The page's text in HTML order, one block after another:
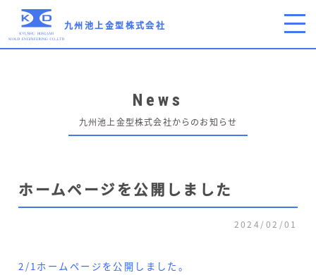
九州池上金型株式会社
News
九州池上金型株式会社からのお知らせ
ホームページを公開しました
2024/02/01
2/1ホームページを公開しました。